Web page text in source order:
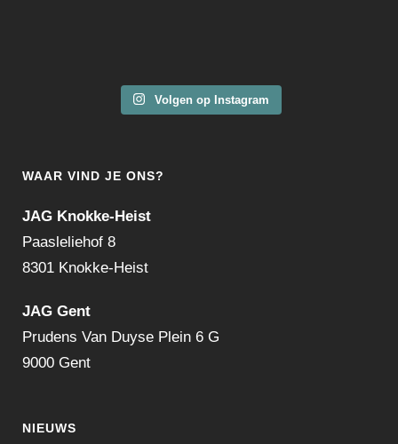
Volgen op Instagram
WAAR VIND JE ONS?
JAG Knokke-Heist
Paasleliehof 8
8301 Knokke-Heist
JAG Gent
Prudens Van Duyse Plein 6 G
9000 Gent
NIEUWS